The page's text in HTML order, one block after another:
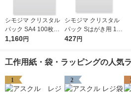
シモジマ クリスタル
パック SA4 100枚入 6
739200 1袋(100枚入)
1,160円
シモジマ クリスタル
パック Sはがき用 100
枚入 6751700 1袋(10
427円
工作用紙・袋・ラッピングの人気
1 2